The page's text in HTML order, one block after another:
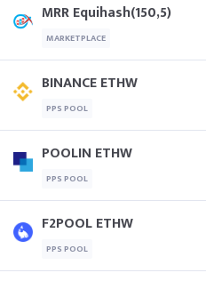
MRR Equihash(150,5)
MARKETPLACE
BINANCE ETHW
PPS POOL
POOLIN ETHW
PPS POOL
F2POOL ETHW
PPS POOL